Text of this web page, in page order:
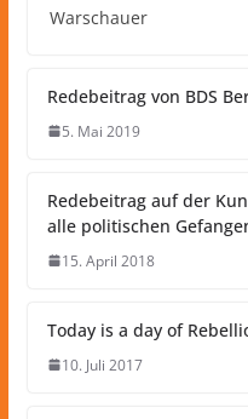
Warschauer
Redebeitrag von BDS
5. Mai 2019
Redebeitrag auf der
alle politischen
15. April 2018
Today is a day of
10. Juli 2017